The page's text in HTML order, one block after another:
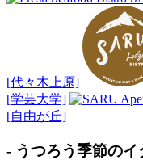
[代々木上原]
[学芸大学]
[自由が丘]
- うつろう季節のイ